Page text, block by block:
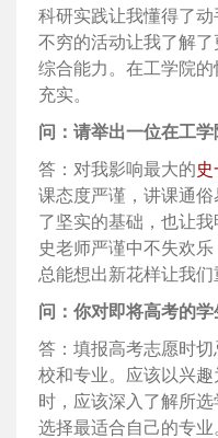
科研实践让我懂得了
不穷的活动让我了解
综合能力。在工学院
充实。
问：请举出一位在工
答：对我影响最大的
课态度严谨，讲课通
了坚实的基础，也让我
史老师严谨中不失欢
总能想出新花样让我们
问：你对即将高考的
答：填报高考志愿时
校和专业。应该以兴
时，应该深入了解所选
选择最适合自己的专